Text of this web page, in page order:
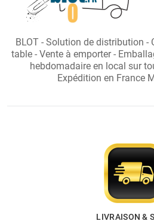
BLOT - Solution de distribution -
table - Vente à emporter -
hebdomadaire en local sur
Expédition en France
LIVRAISON &